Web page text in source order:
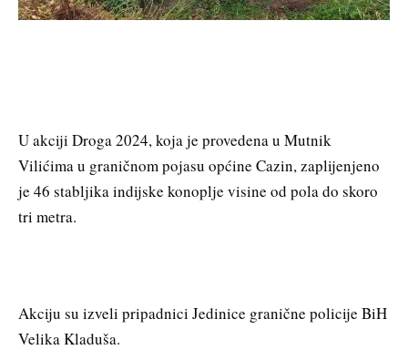
U akciji Droga 2024, koja je provedena u Mutnik
Vilićima u graničnom pojasu općine Cazin, zaplijenjeno
je 46 stabljika indijske konoplje visine od pola do skoro
tri metra.
Akciju su izveli pripadnici Jedinice granične policije BiH
Velika Kladuša.